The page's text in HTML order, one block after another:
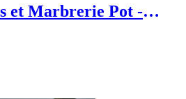
et Marbrerie Pot -